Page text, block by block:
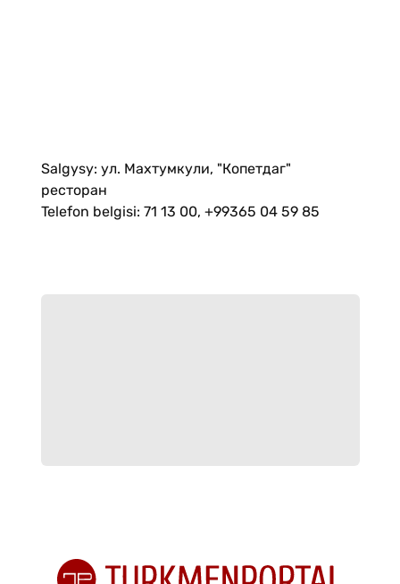
Salgysy: ул. Махтумкули, "Копетдаг"
ресторан
Telefon belgisi: 71 13 00, +99365 04 59 85